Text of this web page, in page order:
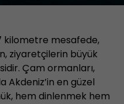
kilometre mesafede,
ziyaretçilerin büyük
Çam ormanları,
Akdeniz’in en güzel
hem dinlenmek hem